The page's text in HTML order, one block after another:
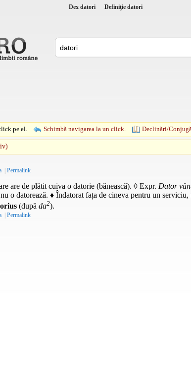
Dex datori Definiţie datori
pe el. Schimbă navigarea la un click. Declinări/
| Permalink
are de plătit cuiva o datorie (bănească). ◊ Expr. Dator
o datorează. ♦ Îndatorat fața de cineva pentru un
(după da2).
| Permalink